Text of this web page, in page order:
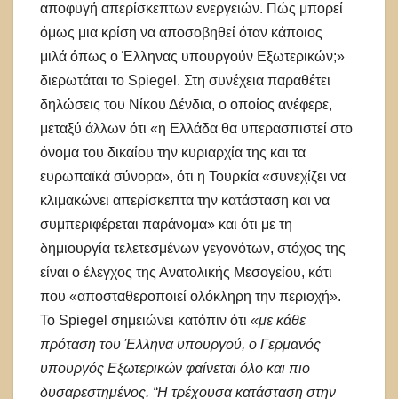
αποφυγή απερίσκεπτων ενεργειών. Πώς μπορεί
όμως μια κρίση να αποσοβηθεί όταν κάποιος
μιλά όπως ο Έλληνας υπουργούν Εξωτερικών;»
διερωτάται το Spiegel. Στη συνέχεια παραθέτει
δηλώσεις του Νίκου Δένδια, ο οποίος ανέφερε,
μεταξύ άλλων ότι «η Ελλάδα θα υπερασπιστεί στο
όνομα του δικαίου την κυριαρχία της και τα
ευρωπαϊκά σύνορα», ότι η Τουρκία «συνεχίζει να
κλιμακώνει απερίσκεπτα την κατάσταση και να
συμπεριφέρεται παράνομα» και ότι με τη
δημιουργία τελετεσμένων γεγονότων, στόχος της
είναι ο έλεγχος της Ανατολικής Μεσογείου, κάτι
που «αποσταθεροποιεί ολόκληρη την περιοχή».
Το Spiegel σημειώνει κατόπιν ότι «με κάθε
πρόταση του Έλληνα υπουργού, ο Γερμανός
υπουργός Εξωτερικών φαίνεται όλο και πιο
δυσαρεστημένος. “H τρέχουσα κατάσταση στην